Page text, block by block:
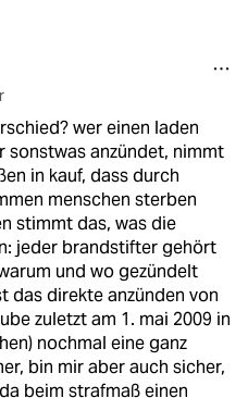
wer einen laden
sonstwas anzündet, nimmt
in kauf, dass durch
menschen sterben
stimmt das, was die
jeder brandstifter gehört
und wo gezündelt
das direkte anzünden von
zuletzt am 1. mai 2009 in
nochmal eine ganz
bin mir aber auch sicher,
beim strafmaß einen